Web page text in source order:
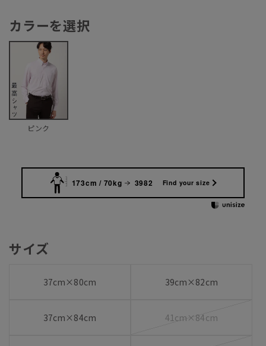
カラーを選択
ピンク
173cm / 70kg 3982 Find your size
サイズ
37cm×80cm 39cm×82cm
37cm×84cm 41cm×84cm